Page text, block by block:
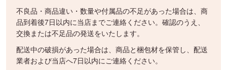
不良品・商品違い・数量や付属品の不足があった場合は、商
品到着後7日以内に当店までご連絡ください。確認のうえ、
交換または不足品の発送をいたします。
配送中の破損があった場合は、商品と梱包材を保管し、配送
業者および当店へ7日以内にご連絡ください。